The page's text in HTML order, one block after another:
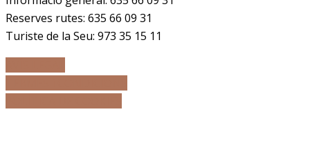
Reserves rutes: 635 66 09 31
Turiste de la Seu: 973 35 15 11